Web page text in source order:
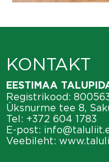
KONTAKT
EESTIMAA
Registrikood:
Üksnurme tee 8,
Tel: +372 604 1783
E-post:
Veebileht: